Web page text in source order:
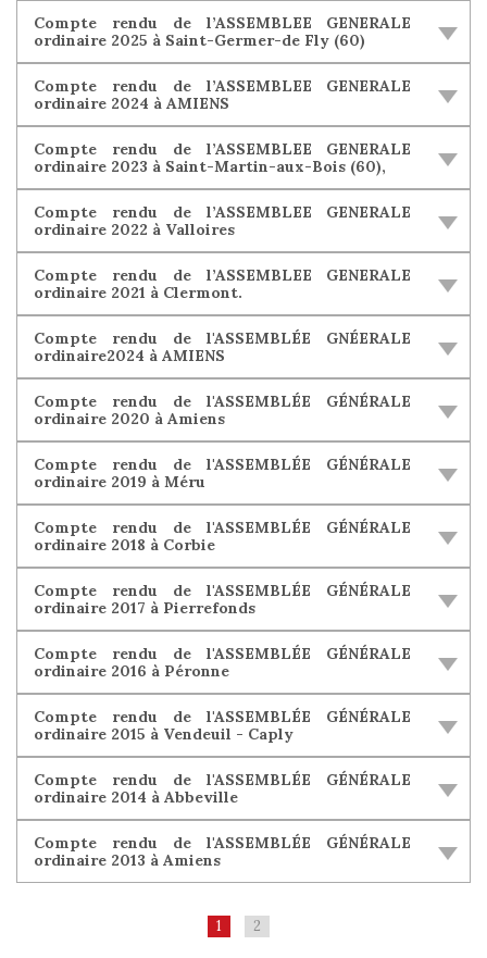
Compte rendu de l’ASSEMBLEE GENERALE
ordinaire 2025 à Saint-Germer-de Fly (60)
Compte rendu de l’ASSEMBLEE GENERALE
ordinaire 2024 à AMIENS
Compte rendu de l’ASSEMBLEE GENERALE
ordinaire 2023 à Saint-Martin-aux-Bois (60),
Compte rendu de l’ASSEMBLEE GENERALE
ordinaire 2022 à Valloires
Compte rendu de l’ASSEMBLEE GENERALE
ordinaire 2021 à Clermont.
Compte rendu de l'ASSEMBLÉE GNÉERALE
ordinaire2024 à AMIENS
Compte rendu de l'ASSEMBLÉE GÉNÉRALE
ordinaire 2020 à Amiens
Compte rendu de l'ASSEMBLÉE GÉNÉRALE
ordinaire 2019 à Méru
Compte rendu de l'ASSEMBLÉE GÉNÉRALE
ordinaire 2018 à Corbie
Compte rendu de l'ASSEMBLÉE GÉNÉRALE
ordinaire 2017 à Pierrefonds
Compte rendu de l'ASSEMBLÉE GÉNÉRALE
ordinaire 2016 à Péronne
Compte rendu de l'ASSEMBLÉE GÉNÉRALE
ordinaire 2015 à Vendeuil - Caply
Compte rendu de l'ASSEMBLÉE GÉNÉRALE
ordinaire 2014 à Abbeville
Compte rendu de l'ASSEMBLÉE GÉNÉRALE
ordinaire 2013 à Amiens
1 2